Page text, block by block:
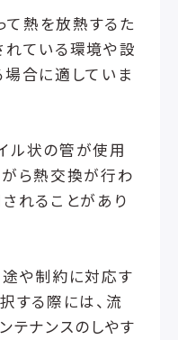
て熱を放熱するた
れている環境や設
合に適していま
ル状の管が使用
ら熱交換が行わ
れることがあり
や制約に対応す
する際には、流
テナンスのしやす